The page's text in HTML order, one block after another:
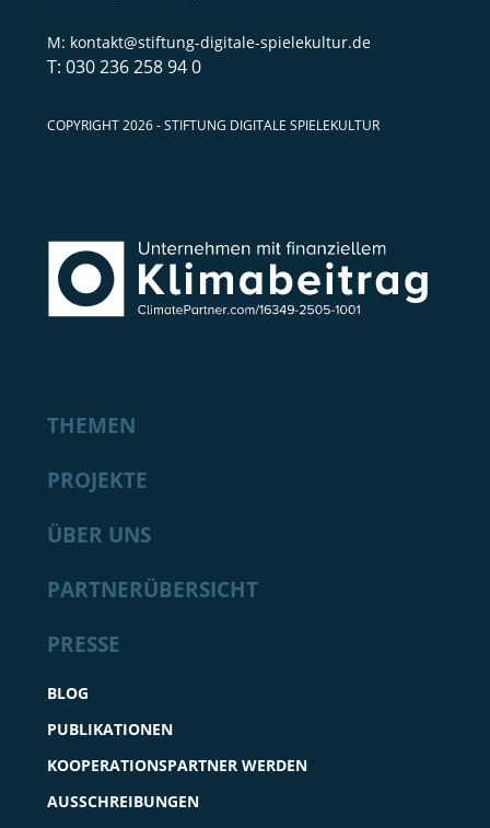
kontakt@stiftung-digitale-spielekultur.de
030 236 258 94 0
COPYRIGHT 2026 - STIFTUNG DIGITALE SPIELEKULTUR
THEMEN
PROJEKTE
ÜBER UNS
PARTNERÜBERSICHT
PRESSE
BLOG
PUBLIKATIONEN
KOOPERATIONSPARTNER WERDEN
AUSSCHREIBUNGEN